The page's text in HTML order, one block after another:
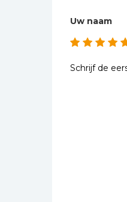
Uw naam
Schrijf de